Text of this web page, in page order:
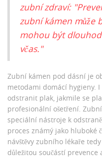
zubní zdraví:
zubní kámen může
mohou být
včas."
Zubní kámen pod dásní je
metodami domácí hygieny.
odstranit plak, jakmile se
profesionální ošetření.
speciální nástroje k
proces známý jako hluboké
návštěvy zubního lékaře
důležitou součástí